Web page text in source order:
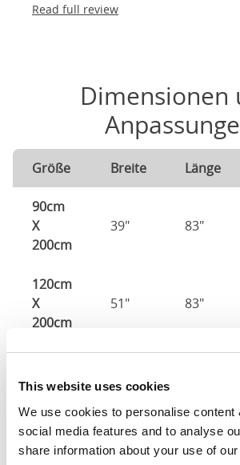
This website uses cookies
We use cookies to personalise content
social media features and to analyse
share information about your use of
Read full review
Dimensionen
Größe Breite Länge
90cm
X
200cm
39" 83"
120cm
X
200cm
51" 83"
X
59"
160cm
X
67" 83"